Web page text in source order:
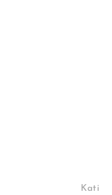
Kati